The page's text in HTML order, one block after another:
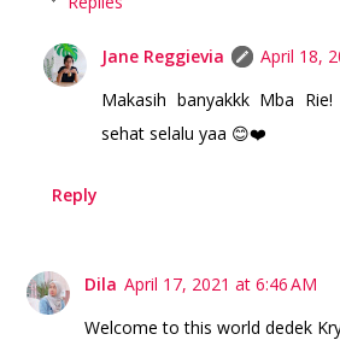
Jane Reggievia
April 18,
Makasih banyakkk Mba
sehat selalu yaa 😊❤️
Reply
Dila April 17, 2021 at 6:46 AM
Welcome to this world dedek